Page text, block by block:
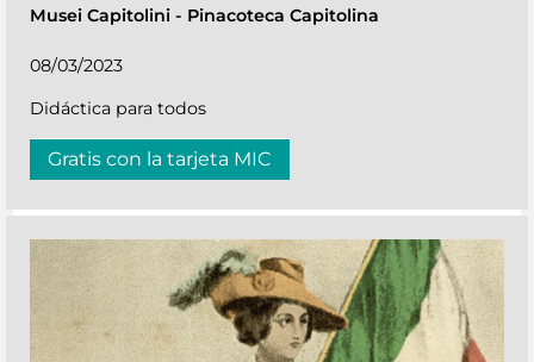
Musei Capitolini - Pinacoteca Capitolina
08/03/2023
Didáctica para todos
Gratis con la tarjeta MIC